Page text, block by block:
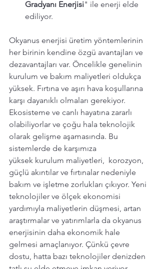
Gradyanı Enerjisi" ile enerji elde
ediliyor.
Okyanus enerjisi üretim yöntemlerinin
her birinin kendine özgü avantajları ve
dezavantajları var. Öncelikle genelinin
kurulum ve bakım maliyetleri oldukça
yüksek. Fırtına ve aşırı hava koşullarına
karşı dayanıklı olmaları gerekiyor.
Ekosisteme ve canlı hayatına zararlı
olabiliyorlar ve çoğu hala teknolojik
olarak gelişme aşamasında. Bu
sistemlerde de karşımıza
yüksek kurulum maliyetleri,  korozyon,
güçlü akıntılar ve fırtınalar nedeniyle
bakım ve işletme zorlukları çıkıyor. Yeni
teknolojiler ve ölçek ekonomisi
yardımıyla maliyetlerin düşmesi, artan
araştırmalar ve yatırımlarla da okyanus
enerjisinin daha ekonomik hale
gelmesi amaçlanıyor. Çünkü çevre
dostu, hatta bazı teknolojiler denizden